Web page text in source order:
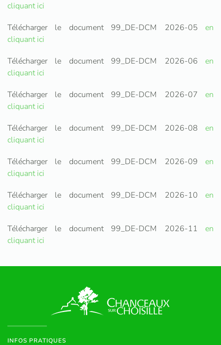
cliquant ici
Télécharger le document 99_DE-DCM 2026-05 en
cliquant ici
Télécharger le document 99_DE-DCM 2026-06 en
cliquant ici
Télécharger le document 99_DE-DCM 2026-07 en
cliquant ici
Télécharger le document 99_DE-DCM 2026-08 en
cliquant ici
Télécharger le document 99_DE-DCM 2026-09 en
cliquant ici
Télécharger le document 99_DE-DCM 2026-10 en
cliquant ici
Télécharger le document 99_DE-DCM 2026-11 en
cliquant ici
INFOS PRATIQUES